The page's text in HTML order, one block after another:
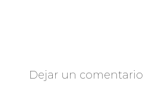
Dejar un comentario